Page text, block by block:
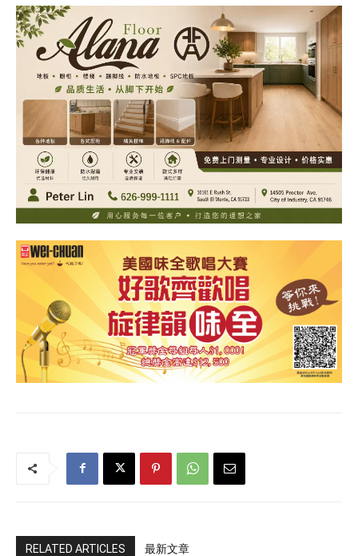
RELATED ARTICLES 最新文章